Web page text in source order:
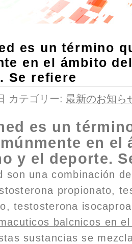
es un término
en el ámbito
Se refiere
カテゴリー: 最新のお知ら
es un
en el
y el deporte.
son una combinación
propionato,
testosterona
balcnicos en
sustancias se